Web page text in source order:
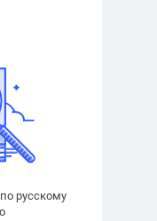
русскому